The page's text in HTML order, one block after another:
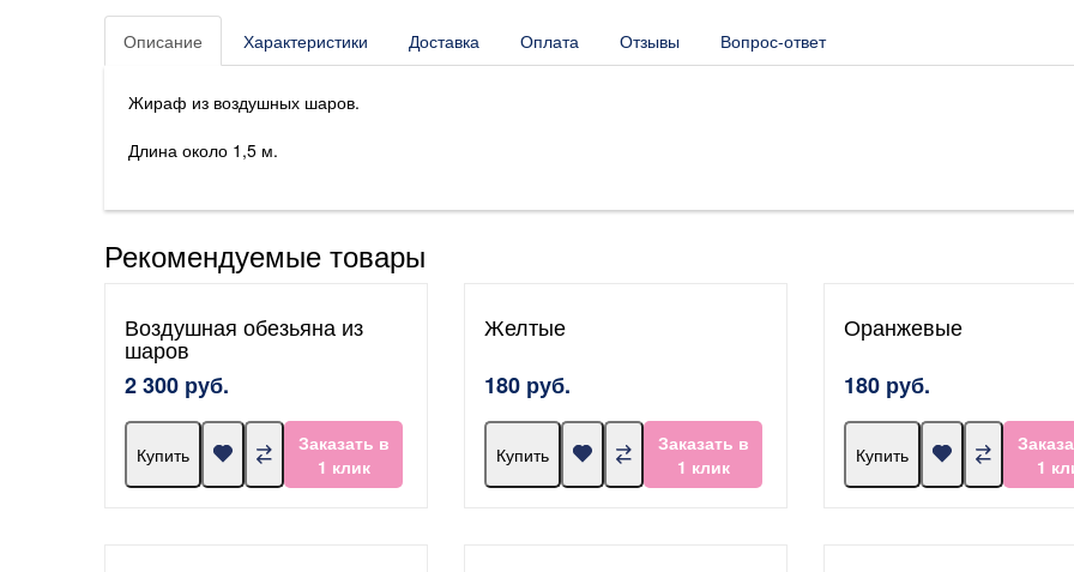
Описание Характеристики Доставка Оплата Отзывы Вопрос-ответ
Жираф из воздушных шаров.
Длина около 1,5 м.
Рекомендуемые товары
Воздушная обезьяна из
шаров
2 300 руб.
Купить
Заказать в
1 клик
Желтые
180 руб.
Купить
Заказать в
1 клик
Оранжевые
180 руб.
Купить
1